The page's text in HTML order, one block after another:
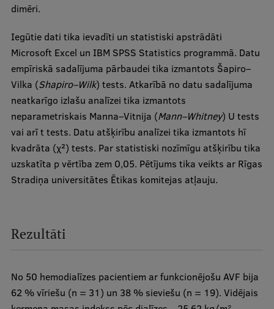
dimēri.
Iegūtie dati tika ievadīti un statistiski apstrādāti
Microsoft Excel un IBM SPSS Statistics programmā. Datu
empīriskā sadalījuma pārbaudei tika izmantots Šapiro–
Vilka (Shapiro–Wilk) tests. Atkarībā no datu sadalījuma
neatkarīgo izlašu analīzei tika izmantots
neparametriskais Manna–Vitnija (Mann–Whitney) U tests
vai arī t tests. Datu atšķirību analīzei tika izmantots hī
kvadrāta (χ²) tests. Par statistiski nozīmīgu atšķirību tika
uzskatīta p vērtība zem 0,05. Pētījums tika veikts ar Rīgas
Stradiņa universitātes Ētikas komitejas atļauju.
Rezultāti
No 50 hemodialīzes pacientiem ar funkcionējošu AVF bija
62 % vīriešu (n = 31) un 38 % sieviešu (n = 19). Vidējais
2